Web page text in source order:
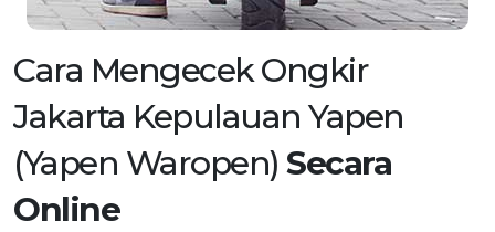
Cara Mengecek Ongkir
Jakarta Kepulauan Yapen
(Yapen Waropen)Secara
Online